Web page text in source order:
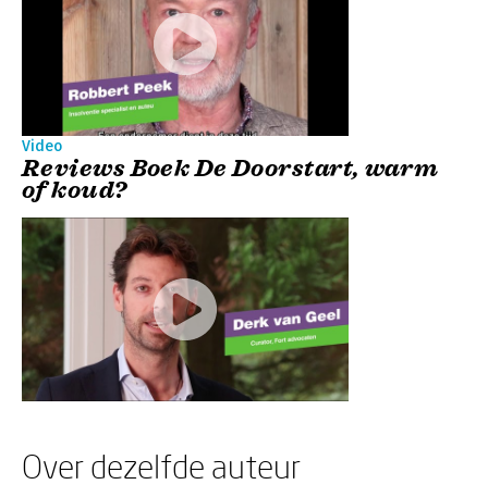
Video
Reviews Boek De Doorstart, warm
of koud?
Over dezelfde auteur